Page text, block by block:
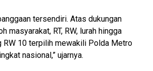
tersendiri. Atas dukungan
masyarakat, RT, RW, lurah hingga
RW 10 terpilih mewakili Polda Metro
nasional,” ujarnya.